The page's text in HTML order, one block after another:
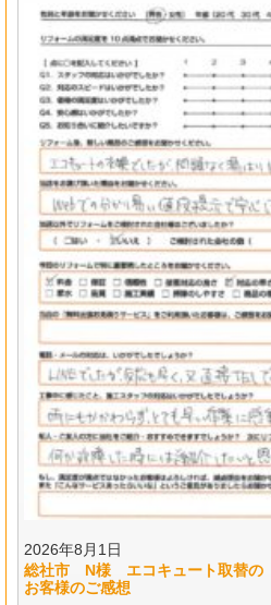
2026年8月1日
総社市 N様 エコキュート取替の
お客様のご感想